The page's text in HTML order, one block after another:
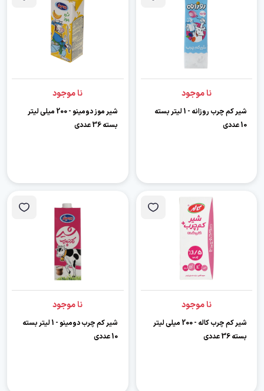
نا موجود
شیر کم چرب روزانه - 1 لیتر بسته
10 عددی
نا موجود
شیر موز دومینو - 200 میلی لیتر
بسته 36 عددی
نا موجود
شیر کم چرب کاله - 200 میلی لیتر
بسته 36 عددی
نا موجود
شیر کم چرب دومینو - 1 لیتر بسته
10 عددی